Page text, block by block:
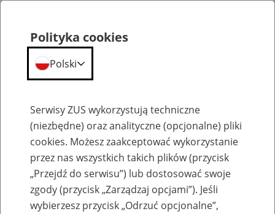
Aktualności
Polityka cookies
Polski
Serwisy ZUS wykorzystują techniczne
(niezbędne) oraz analityczne (opcjonalne) pliki
cookies. Możesz zaakceptować wykorzystanie
przez nas wszystkich takich plików (przycisk
„Przejdź do serwisu”) lub dostosować swoje
zgody (przycisk „Zarządzaj opcjami”). Jeśli
wybierzesz przycisk „Odrzuć opcjonalne”,